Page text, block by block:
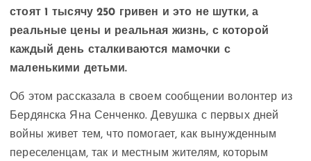
стоят 1 тысячу 250 гривен и это не шутки, а
реальные цены и реальная жизнь, с которой
каждый день сталкиваются мамочки с
маленькими детьми.
Об этом рассказала в своем сообщении волонтер из
Бердянска Яна Сенченко. Девушка с первых дней
войны живет тем, что помогает, как вынужденным
переселенцам, так и местным жителям, которым